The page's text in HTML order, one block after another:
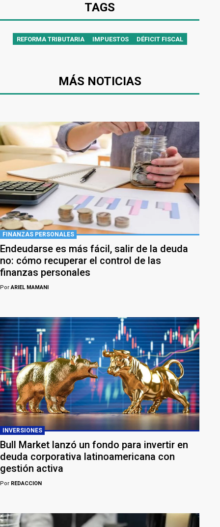
TAGS
REFORMA TRIBUTARIA IMPUESTOS DÉFICIT FISCAL
MÁS NOTICIAS
FINANZAS PERSONALES
Endeudarse es más fácil, salir de la deuda
no: cómo recuperar el control de las
finanzas personales
PorARIEL MAMANI
INVERSIONES
Bull Market lanzó un fondo para invertir en
deuda corporativa latinoamericana con
gestión activa
Por REDACCION